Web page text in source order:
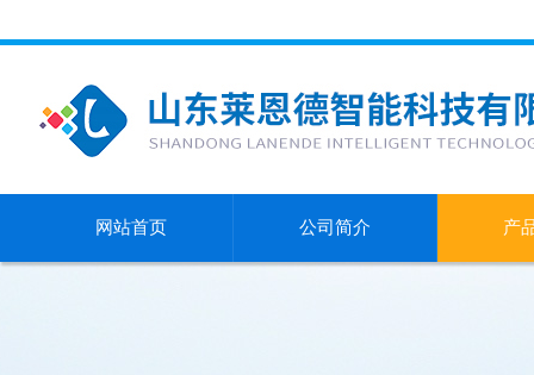
网站首页 公司简介 产